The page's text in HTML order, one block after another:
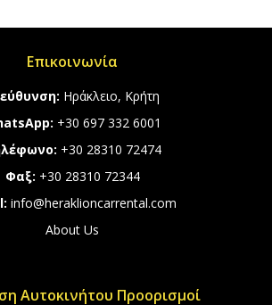
Επικοινωνία
Ηράκλειο, Κρήτη
+30 697 332 6001
+30 28310 72474
Φαξ: +30 28310 72344
info@heraklioncarrental.com
About Us
Αυτοκινήτου Προορισμοί